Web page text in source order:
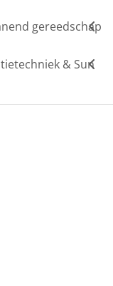
gereedschap
& Sun